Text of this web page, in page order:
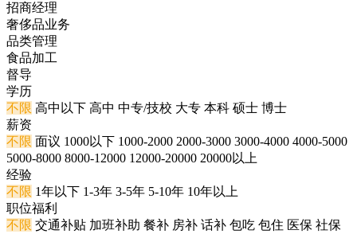
招商经理
奢侈品业务
品类管理
食品加工
督导
学历
不限 高中以下 高中 中专/技校 大专 本科 硕士 博士
薪资
不限 面议 1000以下 1000-2000 2000-3000 3000-4000 4000-5000
5000-8000 8000-12000 12000-20000 20000以上
经验
不限 1年以下 1-3年 3-5年 5-10年 10年以上
职位福利
不限 交通补贴 加班补助 餐补 房补 话补 包吃 包住 医保 社保